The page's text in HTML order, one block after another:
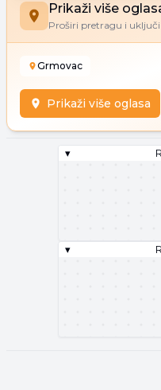
Prikaži više
Proširi pretragu i
Grmovac
Prikaži više oglasa
▾
▾